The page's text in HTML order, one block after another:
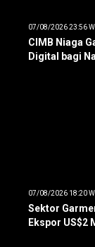
07/08/2026 23:56
CIMB Niaga
Digital bagi
07/08/2026 18:20
Sektor
Ekspor US$2